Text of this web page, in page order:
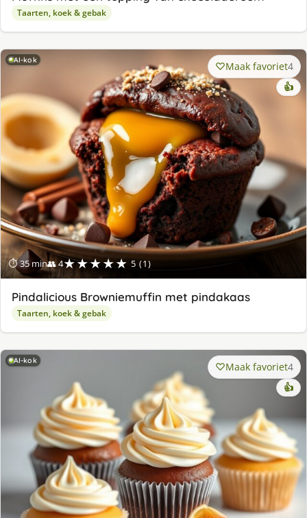
Taarten, koek & gebak
AI-kok
⏱ 35 min👥 4★★★★★ 5 (1)
Maak favoriet4
👍
Pindalicious Browniemuffin met pindakaas
Taarten, koek & gebak
AI-kok Maak favoriet4
👍